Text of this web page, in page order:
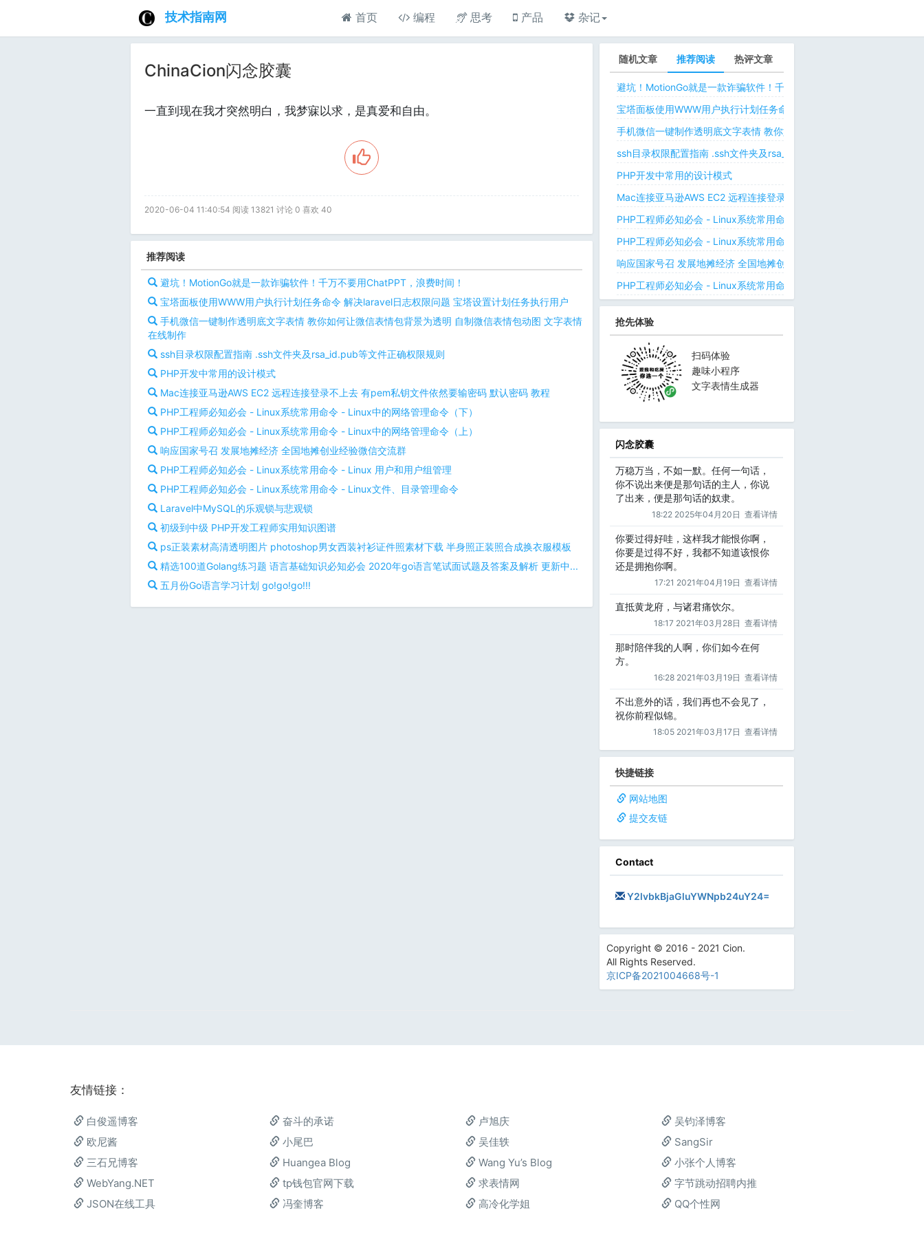
技术指南网 首页 编程 思考 产品 杂记
ChinaCion闪念胶囊
一直到现在我才突然明白，我梦寐以求，是真爱和自由。
2020-06-04 11:40:54 阅读 13821 讨论 0 喜欢 40
推荐阅读
避坑！MotionGo就是一款诈骗软件！千万不要用ChatPPT，浪费时间！
宝塔面板使用WWW用户执行计划任务命令 解决laravel日志权限问题 宝塔设置计划任务执行用户
手机微信一键制作透明底文字表情 教你如何让微信表情包背景为透明 自制微信表情包动图 文字表情
在线制作
ssh目录权限配置指南 .ssh文件夹及rsa_id.pub等文件正确权限规则
PHP开发中常用的设计模式
Mac连接亚马逊AWS EC2 远程连接登录不上去 有pem私钥文件依然要输密码 默认密码 教程
PHP工程师必知必会 - Linux系统常用命令 - Linux中的网络管理命令（下）
PHP工程师必知必会 - Linux系统常用命令 - Linux中的网络管理命令（上）
响应国家号召 发展地摊经济 全国地摊创业经验微信交流群
PHP工程师必知必会 - Linux系统常用命令 - Linux 用户和用户组管理
PHP工程师必知必会 - Linux系统常用命令 - Linux文件、目录管理命令
Laravel中MySQL的乐观锁与悲观锁
初级到中级 PHP开发工程师实用知识图谱
ps正装素材高清透明图片 photoshop男女西装衬衫证件照素材下载 半身照正装照合成换衣服模板
精选100道Golang练习题 语言基础知识必知必会 2020年go语言笔试面试题及答案及解析 更新中...
五月份Go语言学习计划 go!go!go!!!
随机文章 推荐阅读 热评文章
避坑！MotionGo就是一款诈骗软件！千万不要用ChatPPT，浪费时间！
宝塔面板使用WWW用户执行计划任务命令 解决laravel日志权限问题 宝
手机微信一键制作透明底文字表情 教你如何让微信表情包背景为透明
ssh目录权限配置指南 .ssh文件夹及rsa_id.pub等文件正确权限规则
PHP开发中常用的设计模式
Mac连接亚马逊AWS EC2 远程连接登录不上去 有pem私钥文件依然要
PHP工程师必知必会 - Linux系统常用命令 - Linux中的网络管理命令（
PHP工程师必知必会 - Linux系统常用命令 - Linux中的网络管理命令（
响应国家号召 发展地摊经济 全国地摊创业经验微信交流群
PHP工程师必知必会 - Linux系统常用命令 - Linux 用户和用户组管理
抢先体验
扫码体验
趣味小程序
文字表情生成器
闪念胶囊
万稳万当，不如一默。任何一句话，
你不说出来便是那句话的主人，你说
了出来，便是那句话的奴隶。
18:22 2025年04月20日 查看详情
你要过得好哇，这样我才能恨你啊，
你要是过得不好，我都不知道该恨你
还是拥抱你啊。
17:21 2021年04月19日 查看详情
直抵黄龙府，与诸君痛饮尔。
18:17 2021年03月28日 查看详情
那时陪伴我的人啊，你们如今在何
方。
16:28 2021年03月19日 查看详情
不出意外的话，我们再也不会见了，
祝你前程似锦。
18:05 2021年03月17日 查看详情
快捷链接
网站地图
提交友链
Contact
Y2lvbkBjaGluYWNpb24uY24=
Copyright © 2016 - 2021 Cion.
All Rights Reserved.
京ICP备2021004668号-1
友情链接：
白俊遥博客 奋斗的承诺 卢旭庆
吴钧泽博客
欧尼酱
小尾巴 吴佳轶
SangSir
三石兄博客
Huangea Blog Wang Yu’s Blog
小张个人博客
WebYang.NET
tp钱包官网下载 求表情网
字节跳动招聘内推
JSON在线工具
冯奎博客 高冷化学姐 QQ个性网